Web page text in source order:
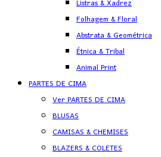
Listras & Xadrez
Folhagem & Floral
Abstrata & Geométrica
Étnica & Tribal
Animal Print
PARTES DE CIMA
Ver PARTES DE CIMA
BLUSAS
CAMISAS & CHEMISES
BLAZERS & COLETES